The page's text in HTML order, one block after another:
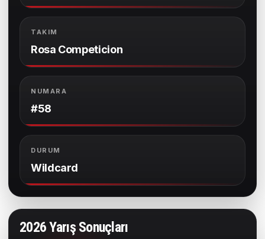
TAKIM
Rosa Competicion
NUMARA
#58
DURUM
Wildcard
2026 Yarış Sonuçları